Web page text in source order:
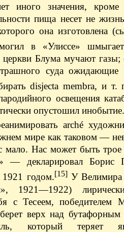
иного значения, кроме
пища несет не
она изготовлена
в «Улиссе»
церкви Блума мучают
суда ожидающие
disjecta membra, и т.
освещения
опустошил инобытие.
arché
мире как таковом —
мало. Нас может быть
— декларировал Борис
1921 годом.[15]У Велимира
1921—1922)
с Тесеем, победителем
верх над
который теряет